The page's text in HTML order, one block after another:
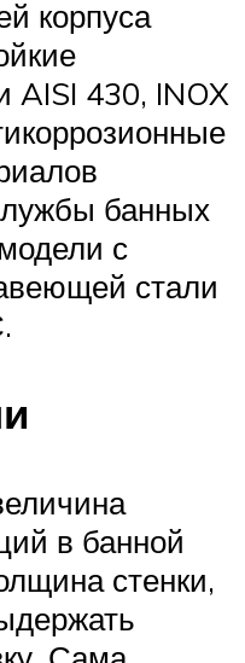
корпуса
AISI 430, INOX
банных
с
стали
в банной
стенки,